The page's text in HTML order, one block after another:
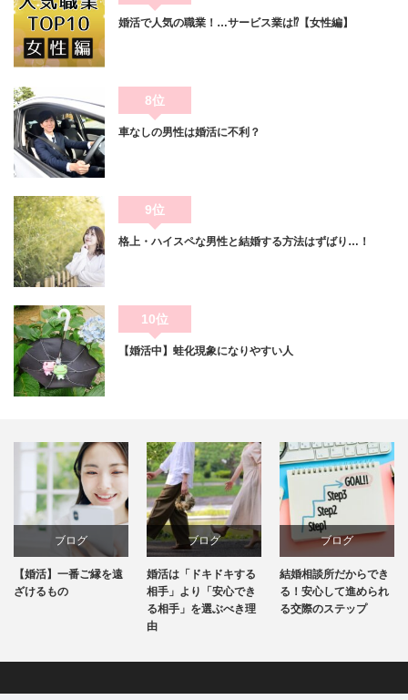
婚活で人気の職業！…サービス業は⁉【女性編】
8位
車なしの男性は婚活に不利？
9位
格上・ハイスペな男性と結婚する方法はずばり…！
10位
【婚活中】蛙化現象になりやすい人
ブログ
婚活は「ドキドキする
相手」より「安心でき
ブログ
結婚相談所だからでき
る！安心して進められ
る交際のステップ
ブログ
お見合いで結婚後の話
はどこまでしたらいい
のでしょうか？